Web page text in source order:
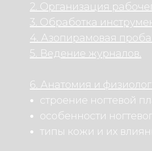
2. Организация
3. Обработка
4. Азопирамовая проба.
5. Ведение журналов.
6. Анатомия и
строение ногтевой
особенности
типы кожи и их